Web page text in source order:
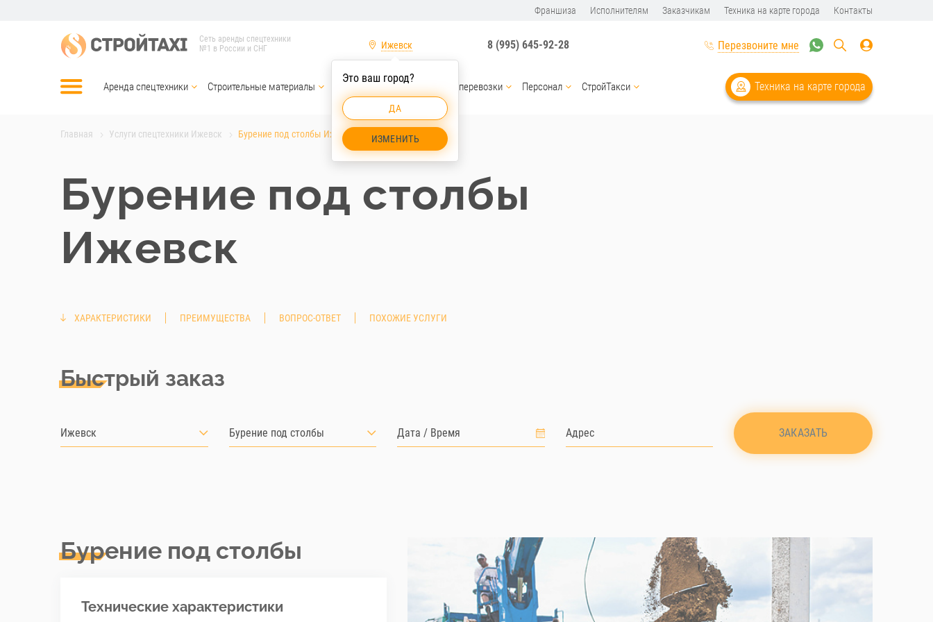
Франшиза Исполнителям Заказчикам Техника на карте города Контакты
Сеть аренды спецтехники
№1 в России и СНГ
Ижевск
Это ваш город?
ДА
ИЗМЕНИТЬ
8 (995) 645-92-28 Перезвоните мне
Аренда спецтехники Строительные материалы Услуги спецтехники Грузоперевозки Персонал СтройТакси Техника на карте города
Главная Услуги спецтехники Ижевск Бурение под столбы Ижевск
Бурение под столбы
Ижевск
ХАРАКТЕРИСТИКИ ПРЕИМУЩЕСТВА ВОПРОС-ОТВЕТ ПОХОЖИЕ УСЛУГИ
Быстрый заказ
Ижевск Бурение под столбы ЗАКАЗАТЬ
Бурение под столбы
Технические характеристики